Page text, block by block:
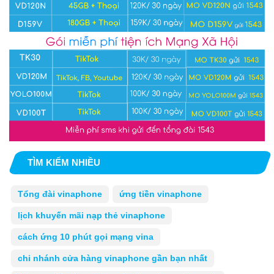
TÌM KIẾM NHIỀU
Tổng đài vinaphone ứng tiền vinaphone
lịch khuyến mãi nạp thẻ vinaphone
cách ứng 10 phút gọi mạng vina
chi nhánh cửa hàng vinaphone gần bạn nhất